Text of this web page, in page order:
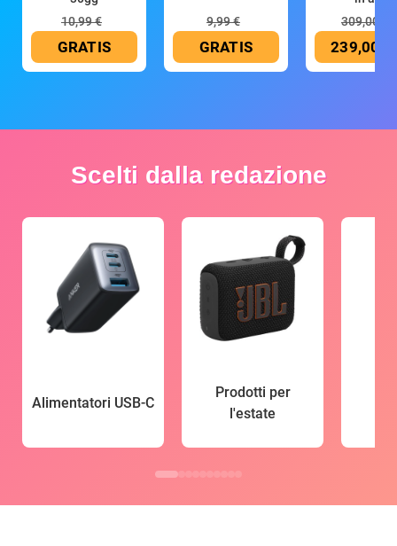
10,99 €
GRATIS
9,99 €
GRATIS
309,00 €
239,00 €
Scelti dalla redazione
Alimentatori USB-C
Prodotti per
l'estate